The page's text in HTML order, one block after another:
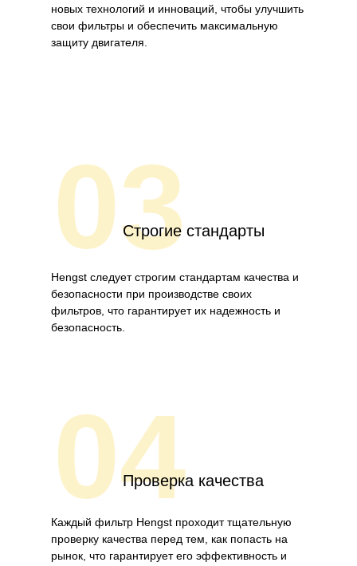
новых технологий и инноваций, чтобы улучшить
свои фильтры и обеспечить максимальную
защиту двигателя.
03Строгие стандарты
Hengst следует строгим стандартам качества и
безопасности при производстве своих
фильтров, что гарантирует их надежность и
безопасность.
04Проверка качества
Каждый фильтр Hengst проходит тщательную
проверку качества перед тем, как попасть на
рынок, что гарантирует его эффективность и